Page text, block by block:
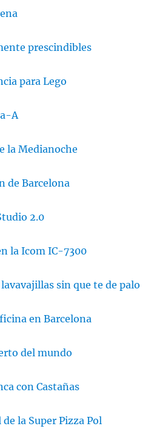
prescindibles
para Lego
A
la Medianoche
de Barcelona
2.0
la Icom IC-7300
sin que te de palo
en Barcelona
del mundo
con Castañas
la Super Pizza Pol